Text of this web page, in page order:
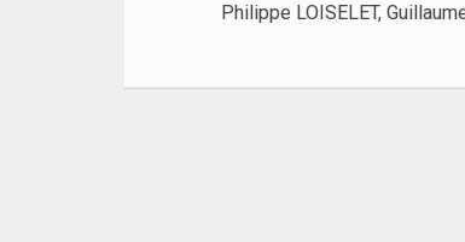
Philippe LOISELET,